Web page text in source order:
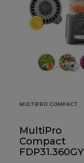
MULTIPRO COMPACT
MultiPro
Compact
FDP31.360GY